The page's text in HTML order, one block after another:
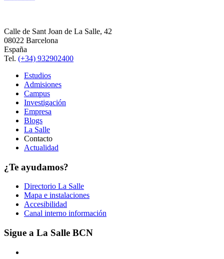
Calle de Sant Joan de La Salle, 42
08022 Barcelona
España
Tel. (+34) 932902400
Estudios
Admisiones
Campus
Investigación
Empresa
Blogs
La Salle
Contacto
Actualidad
¿Te ayudamos?
Directorio La Salle
Mapa e instalaciones
Accesibilidad
Canal interno información
Sigue a La Salle BCN